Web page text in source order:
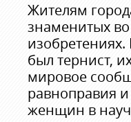
Жителям
знаменитых
был тернист,
мировое
равноправия
женщин в